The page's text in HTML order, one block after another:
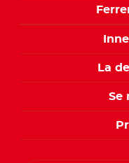
La
Se